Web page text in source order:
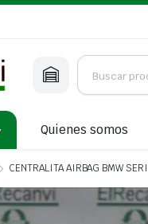
Quienes somos
CENTRALITA AIRBAG BMW